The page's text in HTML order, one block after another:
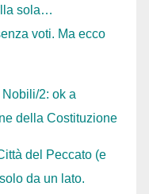
sola…
voti. Ma ecco
2: ok a
della Costituzione
del Peccato (e
da un lato.